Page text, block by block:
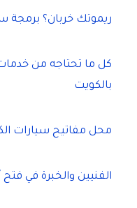
ريموتك خربان؟
كل ما تحتاجه من
بالكويت
محل مفاتيح سيارات
الفنيين والخبرة في